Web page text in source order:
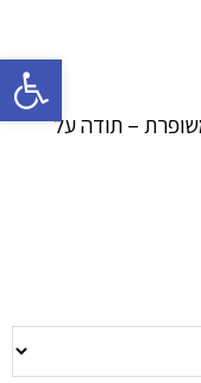
– תודה על